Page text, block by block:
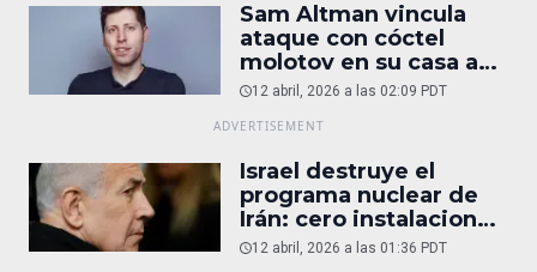
Sam Altman vincula
ataque con cóctel
molotov en su casa a
reportaje
12 abril, 2026 a las 02:09 PDT
Israel destruye el
programa nuclear de
Irán: cero instalaciones
operativas
12 abril, 2026 a las 01:36 PDT